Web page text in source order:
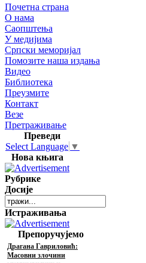
Почетна страна
О нама
Саопштења
У медијима
Српски меморијал
Помозите наша издања
Видео
Библиотека
Преузмите
Контакт
Везе
Претраживање
Преведи
Select Language ▼
Нова књига
Рубрике
Досије
Истраживања
Препоручујемо
Драгана Гавриловић:
Масовни злочини